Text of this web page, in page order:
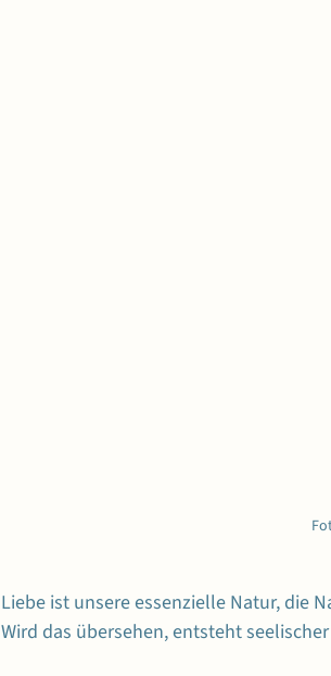
Liebe ist unsere essenzielle Natur, die
Wird das übersehen, entsteht